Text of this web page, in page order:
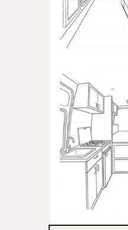
KAMPER
Produkty
kampera